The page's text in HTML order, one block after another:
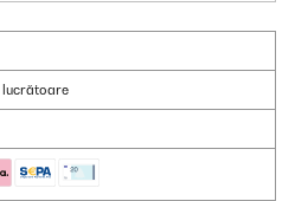
lucrătoare